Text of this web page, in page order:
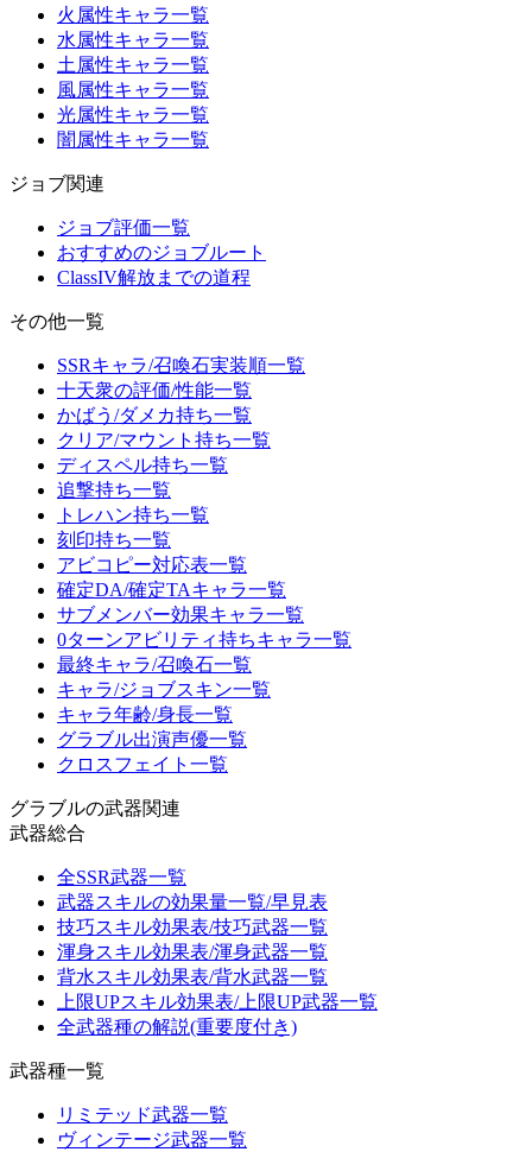
火属性キャラ一覧
水属性キャラ一覧
土属性キャラ一覧
風属性キャラ一覧
光属性キャラ一覧
闇属性キャラ一覧
ジョブ関連
ジョブ評価一覧
おすすめのジョブルート
ClassIV解放までの道程
その他一覧
SSRキャラ/召喚石実装順一覧
十天衆の評価/性能一覧
かばう/ダメカ持ち一覧
クリア/マウント持ち一覧
ディスペル持ち一覧
追撃持ち一覧
トレハン持ち一覧
刻印持ち一覧
アビコピー対応表一覧
確定DA/確定TAキャラ一覧
サブメンバー効果キャラ一覧
0ターンアビリティ持ちキャラ一覧
最終キャラ/召喚石一覧
キャラ/ジョブスキン一覧
キャラ年齢/身長一覧
グラブル出演声優一覧
クロスフェイト一覧
グラブルの武器関連
武器総合
全SSR武器一覧
武器スキルの効果量一覧/早見表
技巧スキル効果表/技巧武器一覧
渾身スキル効果表/渾身武器一覧
背水スキル効果表/背水武器一覧
上限UPスキル効果表/上限UP武器一覧
全武器種の解説(重要度付き)
武器種一覧
リミテッド武器一覧
ヴィンテージ武器一覧